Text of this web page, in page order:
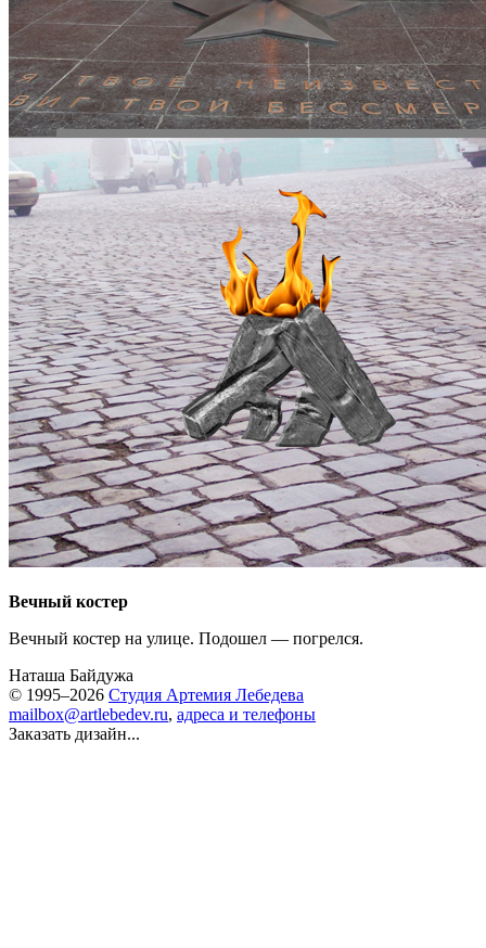
Вечный костер
Вечный костер на улице. Подошел — погрелся.
Наташа Байдужа
© 1995–2026 Студия Артемия Лебедева
mailbox@artlebedev.ru, адреса и телефоны
Заказать дизайн...